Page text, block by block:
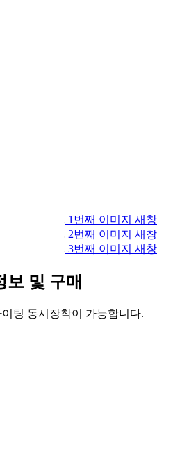
1번째 이미지 새창
2번째 이미지 새창
3번째 이미지 새창
보 및 구매
팅 동시장착이 가능합니다.